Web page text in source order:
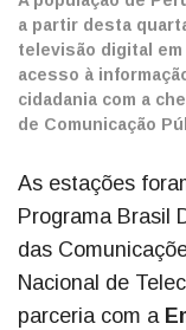
a partir desta
televisão digital em
acesso à
cidadania com a
de Comunicação
As estações
Programa Brasil
das
Nacional de
parceria com a